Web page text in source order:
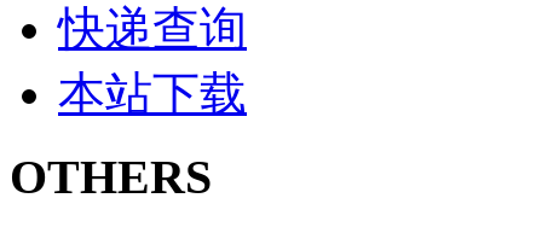
快递查询
本站下载
OTHERS